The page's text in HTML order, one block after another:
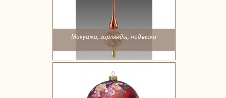
Макушки, гирлянды, подвески